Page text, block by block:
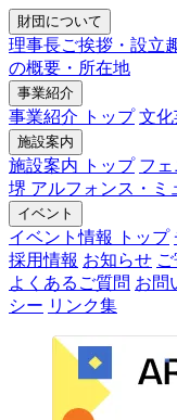
財団について
理事長ご挨拶・設立
の概要・所在地
事業紹介
事業紹介 トップ 文化
施設案内
施設案内 トップ フ
堺 アルフォンス・ミ
イベント
イベント情報 トップ
採用情報 お知らせ
よくあるご質問 お問
シー リンク集